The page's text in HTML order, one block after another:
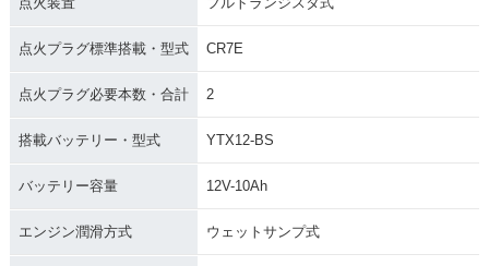
点火プラグ標準搭載・型式 CR7E
点火プラグ必要本数・合計 2
搭載バッテリー・型式 YTX12-BS
バッテリー容量 12V-10Ah
エンジン潤滑方式 ウェットサンプ式